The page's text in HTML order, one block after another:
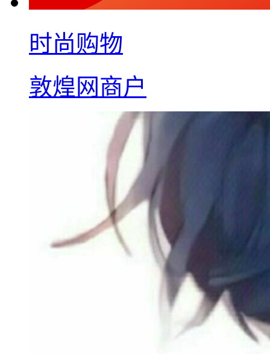
时尚购物
敦煌网商户